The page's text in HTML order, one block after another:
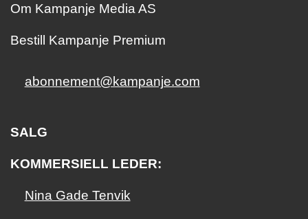
Om Kampanje Media AS
Bestill Kampanje Premium
abonnement@kampanje.com
SALG
KOMMERSIELL LEDER:
Nina Gade Tenvik